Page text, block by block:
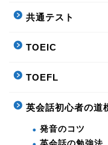
共通テスト
TOEIC
TOEFL
英会話初心者の道
発音のコツ